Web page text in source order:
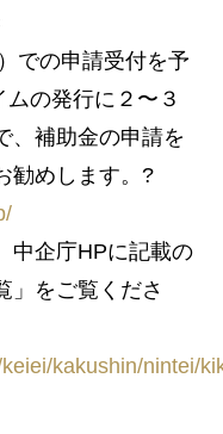
での申請受付を予
の発行に２〜３
、補助金の申請を
勧めします。?
中企庁HPに記載の
」をご覧くださ
kakushin/nintei/